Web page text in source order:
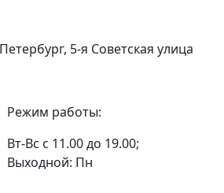
5-я Советская улица
Режим работы:
Вт-Вс с 11.00 до 19.00;
Выходной: Пн